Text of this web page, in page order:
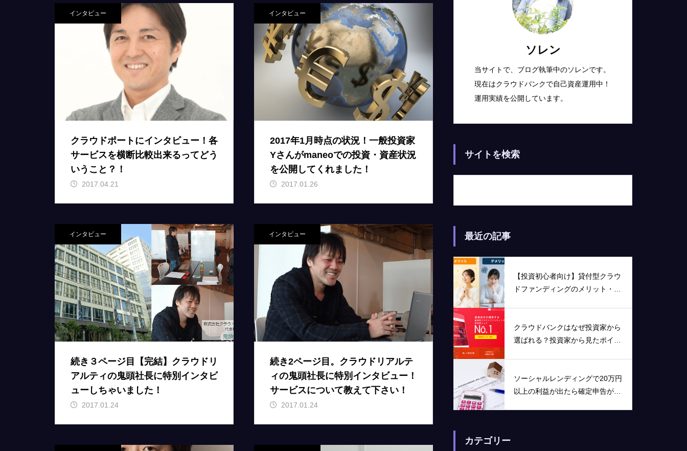
インタビュー
クラウドポートにインタビュー！各
サービスを横断比較出来るってどう
いうこと？！
2017.04.21
インタビュー
2017年1月時点の状況！一般投資家
Yさんがmaneoでの投資・資産状況
を公開してくれました！
2017.01.26
インタビュー
続き３ページ目【完結】クラウドリ
アルティの鬼頭社長に特別インタビ
ューしちゃいました！
2017.01.24
インタビュー
続き2ページ目。クラウドリアルテ
ィの鬼頭社長に特別インタビュー！
サービスについて教えて下さい！
2017.01.24
ソレン
当サイトで、ブログ執筆中のソレンです。
現在はクラウドバンクで自己資産運用中！
運用実績を公開しています。
サイトを検索
最近の記事
【投資初心者向け】貸付型クラウ
ドファンディングのメリット・デ
クラウドバンクはなぜ投資家から
選ばれる？投資家から見たポイン
ソーシャルレンディングで20万円
以上の利益が出たら確定申告が必
カテゴリー